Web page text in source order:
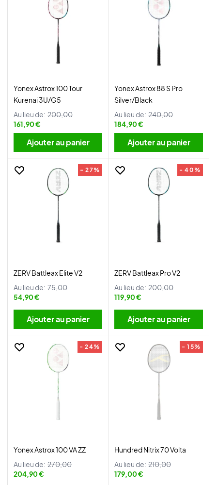
Yonex Astrox 100 Tour
Kurenai 3U/G5
Au lieu de: 200,00
161,90 €
Ajouter au panier
Yonex Astrox 88 S Pro
Silver/Black
Au lieu de: 240,00
184,90 €
Ajouter au panier
- 27%
ZERV Battleax Elite V2
Au lieu de: 75,00
54,90 €
Ajouter au panier
- 40%
ZERV Battleax Pro V2
Au lieu de: 200,00
119,90 €
Ajouter au panier
- 24%
Yonex Astrox 100 VA ZZ
Au lieu de: 270,00
204,90 €
- 15%
Hundred Nitrix 70 Volta
Au lieu de: 210,00
179,00 €